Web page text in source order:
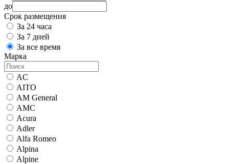
до
Срок размещения
За 24 часа
За 7 дней
За все время
Марка
AC
AITO
AM General
AMC
Acura
Adler
Alfa Romeo
Alpina
Alpine